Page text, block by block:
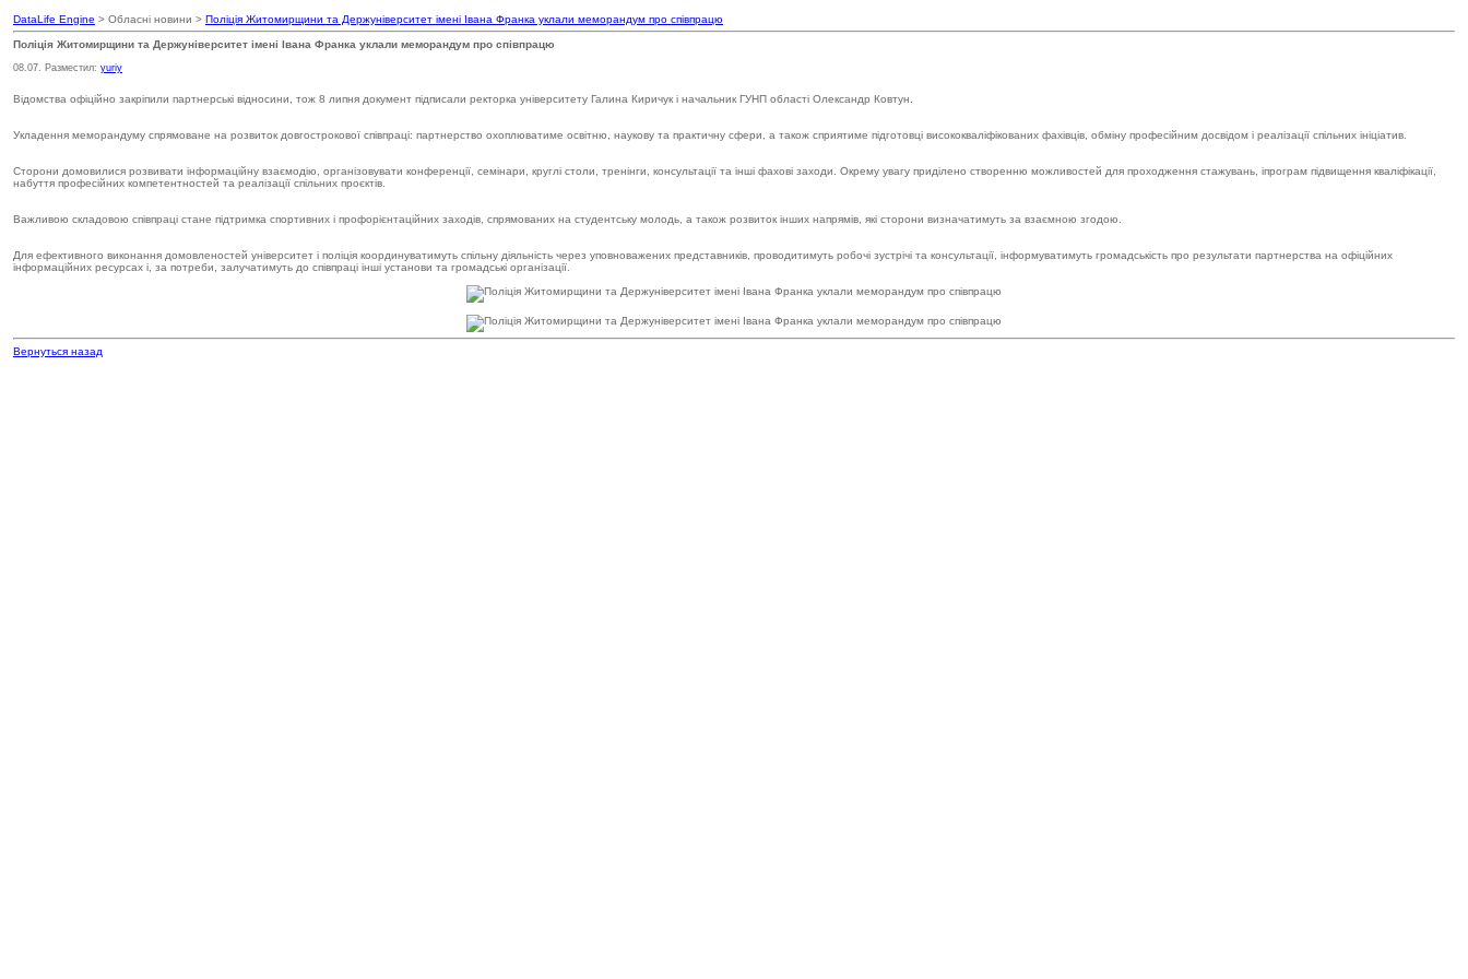
DataLife Engine > Обласні новини > Поліція Житомирщини та Держуніверситет імені Івана Франка уклали меморандум про співпрацю
Поліція Житомирщини та Держуніверситет імені Івана Франка уклали меморандум про співпрацю
08.07. Разместил: yuriy
Відомства офіційно закріпили партнерські відносини, тож 8 липня документ підписали ректорка університету Галина Киричук і начальник ГУНП області Олександр Ковтун.
Укладення меморандуму спрямоване на розвиток довгострокової співпраці: партнерство охоплюватиме освітню, наукову та практичну сфери, а також сприятиме підготовці висококваліфікованих фахівців, обміну професійним досвідом і реалізації спільних ініціатив.
Сторони домовилися розвивати інформаційну взаємодію, організовувати конференції, семінари, круглі столи, тренінги, консультації та інші фахові заходи. Окрему увагу приділено створенню можливостей для проходження стажувань, іпрограм підвищення кваліфікації,
набуття професійних компетентностей та реалізації спільних проєктів.
Важливою складовою співпраці стане підтримка спортивних і профорієнтаційних заходів, спрямованих на студентську молодь, а також розвиток інших напрямів, які сторони визначатимуть за взаємною згодою.
Для ефективного виконання домовленостей університет і поліція координуватимуть спільну діяльність через уповноважених представників, проводитимуть робочі зустрічі та консультації, інформуватимуть громадськість про результати партнерства на офіційних
інформаційних ресурсах і, за потреби, залучатимуть до співпраці інші установи та громадські організації.
Вернуться назад